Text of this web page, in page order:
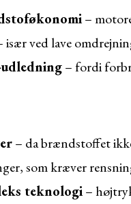
–
især ved lave
udledning– fordi
– da brændstoffet
som kræver
teknologi–